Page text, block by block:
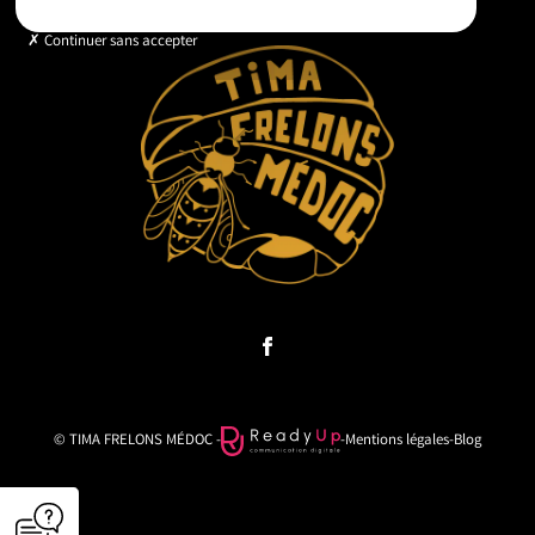
© TIMA FRELONS MÉDOC - -Mentions légales-Blog
Continuer sans accepter